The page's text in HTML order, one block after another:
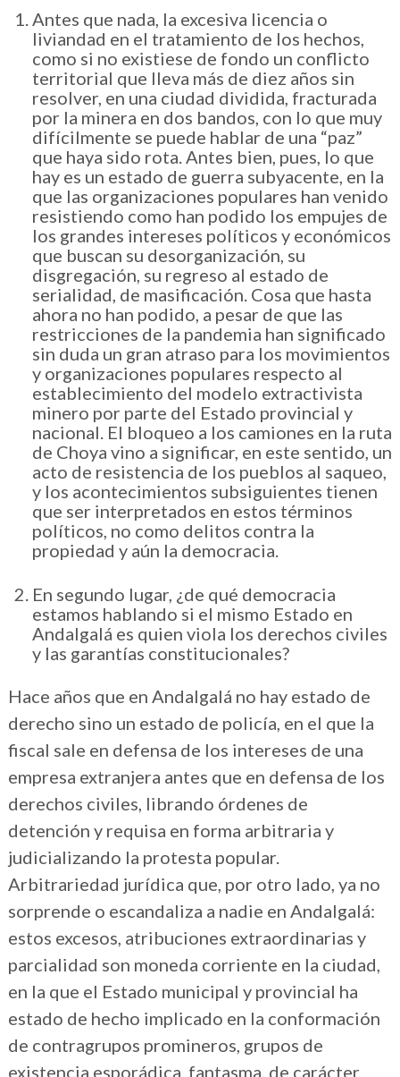
Antes que nada, la excesiva licencia o
liviandad en el tratamiento de los hechos,
como si no existiese de fondo un conflicto
territorial que lleva más de diez años sin
resolver, en una ciudad dividida, fracturada
por la minera en dos bandos, con lo que muy
difícilmente se puede hablar de una “paz”
que haya sido rota. Antes bien, pues, lo que
hay es un estado de guerra subyacente, en la
que las organizaciones populares han venido
resistiendo como han podido los empujes de
los grandes intereses políticos y económicos
que buscan su desorganización, su
disgregación, su regreso al estado de
serialidad, de masificación. Cosa que hasta
ahora no han podido, a pesar de que las
restricciones de la pandemia han significado
sin duda un gran atraso para los movimientos
y organizaciones populares respecto al
establecimiento del modelo extractivista
minero por parte del Estado provincial y
nacional. El bloqueo a los camiones en la ruta
de Choya vino a significar, en este sentido, un
acto de resistencia de los pueblos al saqueo,
y los acontecimientos subsiguientes tienen
que ser interpretados en estos términos
políticos, no como delitos contra la
propiedad y aún la democracia.
En segundo lugar, ¿de qué democracia
estamos hablando si el mismo Estado en
Andalgalá es quien viola los derechos civiles
y las garantías constitucionales?
Hace años que en Andalgalá no hay estado de
derecho sino un estado de policía, en el que la
fiscal sale en defensa de los intereses de una
empresa extranjera antes que en defensa de los
derechos civiles, librando órdenes de
detención y requisa en forma arbitraria y
judicializando la protesta popular.
Arbitrariedad jurídica que, por otro lado, ya no
sorprende o escandaliza a nadie en Andalgalá:
estos excesos, atribuciones extraordinarias y
parcialidad son moneda corriente en la ciudad,
en la que el Estado municipal y provincial ha
estado de hecho implicado en la conformación
de contragrupos promineros, grupos de
existencia esporádica, fantasma, de carácter